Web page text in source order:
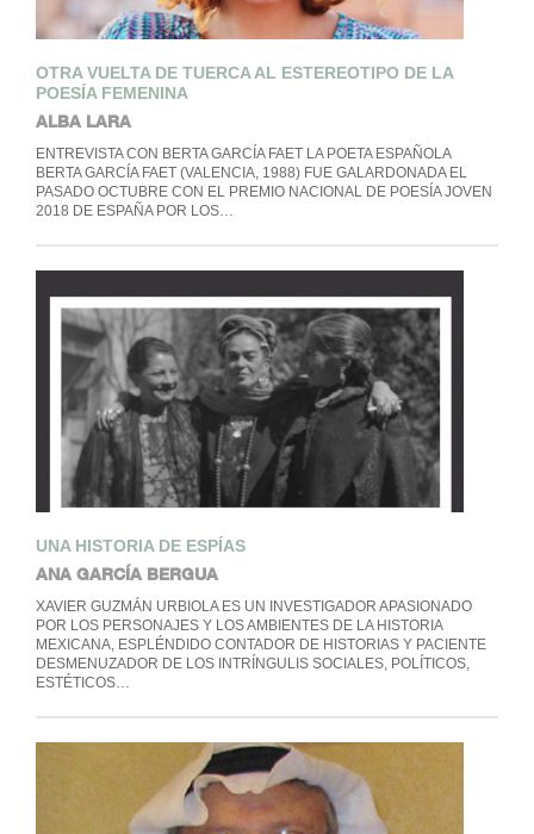
OTRA VUELTA DE TUERCA AL ESTEREOTIPO DE LA
POESÍA FEMENINA
ALBA LARA
ENTREVISTA CON BERTA GARCÍA FAET LA POETA ESPAÑOLA
BERTA GARCÍA FAET (VALENCIA, 1988) FUE GALARDONADA EL
PASADO OCTUBRE CON EL PREMIO NACIONAL DE POESÍA JOVEN
2018 DE ESPAÑA POR LOS…
UNA HISTORIA DE ESPÍAS
ANA GARCÍA BERGUA
XAVIER GUZMÁN URBIOLA ES UN INVESTIGADOR APASIONADO
POR LOS PERSONAJES Y LOS AMBIENTES DE LA HISTORIA
MEXICANA, ESPLÉNDIDO CONTADOR DE HISTORIAS Y PACIENTE
DESMENUZADOR DE LOS INTRÍNGULIS SOCIALES, POLÍTICOS,
ESTÉTICOS…